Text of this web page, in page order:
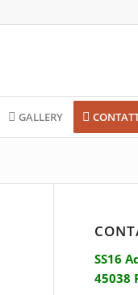
GALLERY
SS16
45038